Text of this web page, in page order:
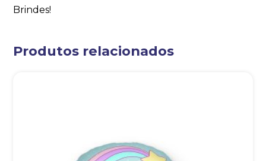
Brindes!
Produtos relacionados